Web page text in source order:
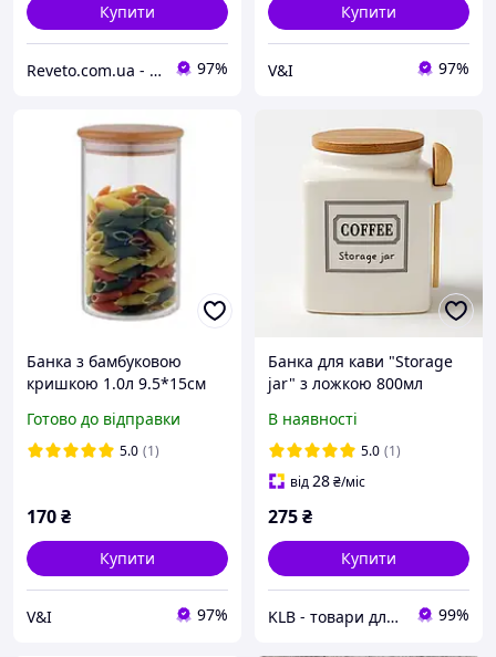
Купити
Reveto.com.ua - товары для кухни, термосы и термокружки, термосумки и многое другое 97%
Купити
V&I 97%
Банка з бамбуковою
кришкою 1.0л 9.5*15см
Готово до відправки
5.0 (1)
170₴
Купити
V&I 97%
Банка для кави "Storage
jar" з ложкою 800мл
В наявності
5.0 (1)
від28₴/міс
275₴
Купити
KLB - товари для дому, дітей та тварин 99%